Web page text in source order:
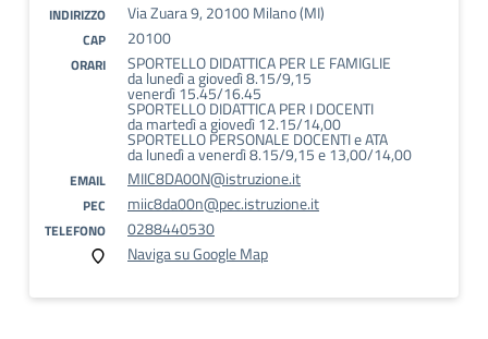
INDIRIZZO Via Zuara 9, 20100 Milano (MI)
CAP 20100
ORARI SPORTELLO DIDATTICA PER LE FAMIGLIE
da lunedì a giovedì 8.15/9,15
venerdì 15.45/16.45
SPORTELLO DIDATTICA PER I DOCENTI
da martedì a giovedì 12.15/14,00
SPORTELLO PERSONALE DOCENTI e ATA
da lunedì a venerdì 8.15/9,15 e 13,00/14,00
EMAIL MIIC8DA00N@istruzione.it
PEC miic8da00n@pec.istruzione.it
TELEFONO
0288440530
Naviga su Google Map